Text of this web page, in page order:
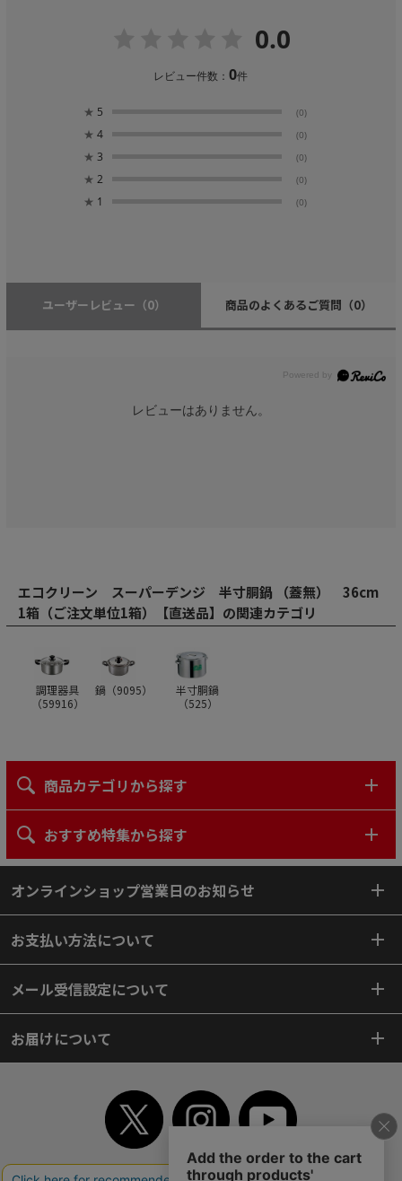
0.0
レビュー件数：0件
★ 5 (0)
★ 4 (0)
★ 3 (0)
★ 2 (0)
★ 1 (0)
ユーザーレビュー （0） 商品のよくあるご質問 （0）
レビューはありません。
エコクリーン スーパーデンジ 半寸胴鍋 （蓋無） 36cm
1箱（ご注文単位1箱）【直送品】の関連カテゴリ
調理器具
（59916）
鍋（9095）
半寸胴鍋
（525）
商品カテゴリから探す
おすすめ特集から探す
オンラインショップ営業日のお知らせ
お支払い方法について
メール受信設定について
お届けについて